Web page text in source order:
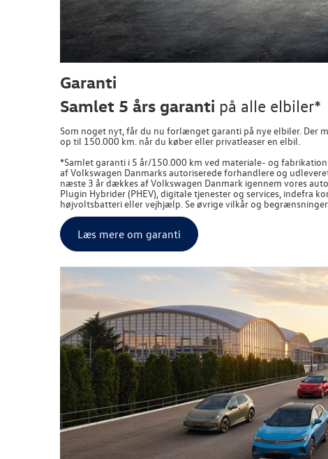
Garanti
Samlet 5 års garanti på alle elbiler*
Som noget nyt, får du nu forlænget garanti på nye elbiler. Der
op til 150.000 km. når du køber eller privatleaser en elbil.
*Samlet garanti i 5 år/150.000 km ved materiale- og
afVolkswagen Danmarks autoriserede forhandlere og
næste 3 år dækkes afVolkswagen Danmark igennem vores
Plugin Hybrider (PHEV), digitale tjenester og services, indefra
højvoltsbatteri eller vejhjælp. Se øvrige vilkår og
Læs mere om garanti